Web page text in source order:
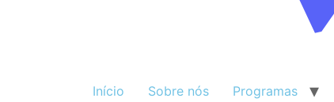
Início Sobre nós Programas